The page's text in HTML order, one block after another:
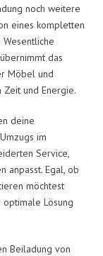
noch weitere
eines kompletten
das
Möbel und
Zeit und Energie.
deine
im
Service,
anpasst. Egal, ob
möchtest
Lösung
Beiladung von